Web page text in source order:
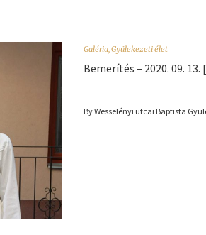
Galéria,Gyülekezeti élet
Bemerítés – 2020. 09.
By Wesselényi utcai Baptista